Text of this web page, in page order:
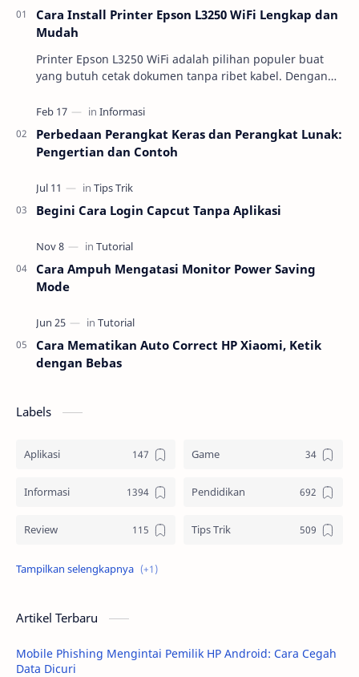
Cara Install Printer Epson L3250 WiFi Lengkap dan
Mudah
Printer Epson L3250 WiFi adalah pilihan populer buat
yang butuh cetak dokumen tanpa ribet kabel. Dengan
Perbedaan Perangkat Keras dan Perangkat Lunak:
Pengertian dan Contoh
Begini Cara Login Capcut Tanpa Aplikasi
Cara Ampuh Mengatasi Monitor Power Saving
Mode
Cara Mematikan Auto Correct HP Xiaomi, Ketik
dengan Bebas
Labels
Aplikasi Game
Informasi Pendidikan
Review Tips Trik
Tutorial
Artikel Terbaru
Mobile Phishing Mengintai Pemilik HP Android: Cara Cegah
Data Dicuri